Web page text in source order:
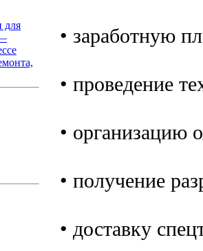
для
• заработную
• проведение
• организацию
• получение
• доставку